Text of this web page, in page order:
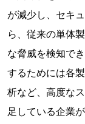
が減少し、セキ
ら、従来の単体
な脅威を検知で
するためには各
析など、高度な
足している企業